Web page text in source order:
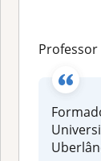
Professor de